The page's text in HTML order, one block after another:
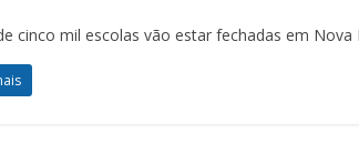
cinco mil escolas vão estar fechadas em